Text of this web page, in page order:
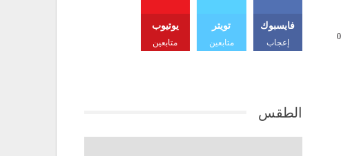
فايسبوك
إعجاب
تويتر
متابعين
يوتيوب
متابعين
الطقس